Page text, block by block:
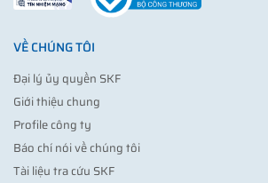
VỀ CHÚNG TÔI
Đại lý ủy quyền SKF
Giới thiệu chung
Profile công ty
Báo chí nói về chúng tôi
Tài liệu tra cứu SKF